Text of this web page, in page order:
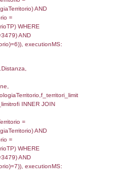
JOIN ((el_comuni INNER
=
ON
ON
WHERE
') AS DescAltro,